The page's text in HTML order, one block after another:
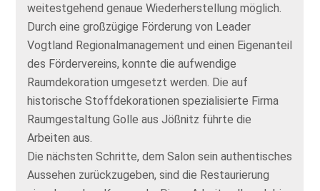
weitestgehend genaue Wiederherstellung möglich.
Durch eine großzügige Förderung von Leader
Vogtland Regionalmanagement und einen Eigenanteil
des Fördervereins, konnte die aufwendige
Raumdekoration umgesetzt werden. Die auf
historische Stoffdekorationen spezialisierte Firma
Raumgestaltung Golle aus Jößnitz führte die
Arbeiten aus.
Die nächsten Schritte, dem Salon sein authentisches
Aussehen zurückzugeben, sind die Restaurierung